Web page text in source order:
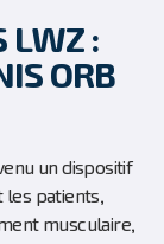
LWZ :
ORB
un dispositif
les patients,
musculaire,